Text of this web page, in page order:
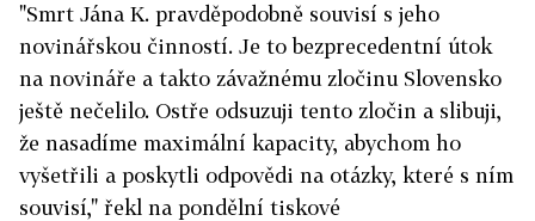
"Smrt Jána K. pravděpodobně souvisí s jeho
novinářskou činností. Je to bezprecedentní útok
na novináře a takto závažnému zločinu Slovensko
ještě nečelilo. Ostře odsuzuji tento zločin a slibuji,
že nasadíme maximální kapacity, abychom ho
vyšetřili a poskytli odpovědi na otázky, které s ním
souvisí," řekl na pondělní tiskové